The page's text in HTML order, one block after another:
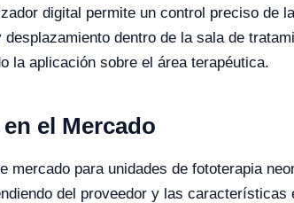
digital permite un control preciso de
dentro de la sala de
la aplicación sobre el área terapéutica.
el Mercado
mercado para unidades de fototerapia
del proveedor y las